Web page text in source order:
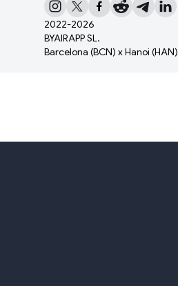
2022-2026
BYAIRAPP SL.
Barcelona (BCN) x Hanoi (HAN)